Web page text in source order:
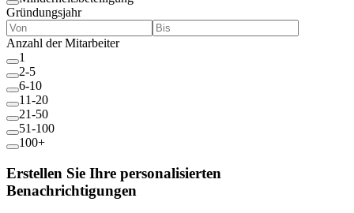
Gründungsjahr
Anzahl der Mitarbeiter
1
2-5
6-10
11-20
21-50
51-100
100+
Erstellen Sie Ihre personalisierten
Benachrichtigungen